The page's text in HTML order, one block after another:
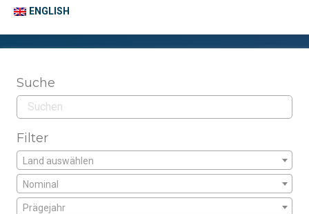
ENGLISH
Suche
Filter
Land auswählen
Nominal
Prägejahr